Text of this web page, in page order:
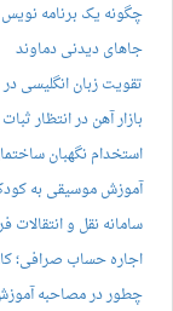
چگونه یک برنامه
جاهای دیدنی دماوند
تقویت زبان انگلیسی
بازار آهن در انتظار
استخدام نگهبان
آموزش موسیقی به
سامانه نقل و انتقالات
اجاره حساب صرافی؛
چطور در مصاحبه‌